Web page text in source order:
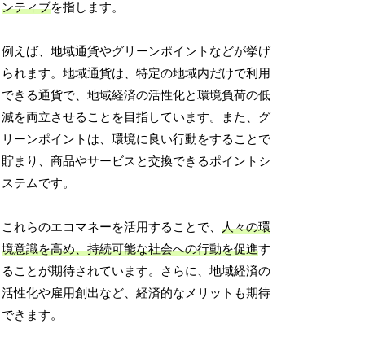
ンティブを指します。
例えば、地域通貨やグリーンポイントなどが挙げ
られます。地域通貨は、特定の地域内だけで利用
できる通貨で、地域経済の活性化と環境負荷の低
減を両立させることを目指しています。また、グ
リーンポイントは、環境に良い行動をすることで
貯まり、商品やサービスと交換できるポイントシ
ステムです。
これらのエコマネーを活用することで、人々の環
境意識を高め、持続可能な社会への行動を促進す
ることが期待されています。さらに、地域経済の
活性化や雇用創出など、経済的なメリットも期待
できます。